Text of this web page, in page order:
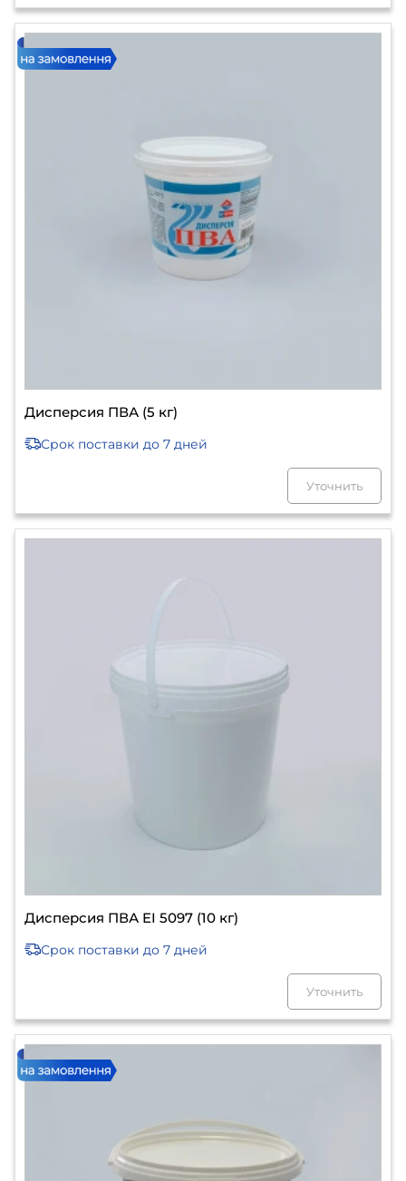
Дисперсия ПВА (5 кг)
Срок поставки до 7 дней
Уточнить
Дисперсия ПВА EI 5097 (10 кг)
Срок поставки до 7 дней
Уточнить